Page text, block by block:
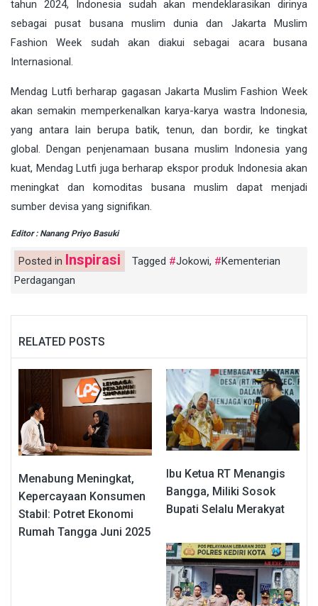
tahun 2024, Indonesia sudah akan mendeklarasikan dirinya
sebagai pusat busana muslim dunia dan Jakarta Muslim
Fashion Week sudah akan diakui sebagai acara busana
Internasional.
Mendag Lutfi berharap gagasan Jakarta Muslim Fashion Week
akan semakin memperkenalkan karya-karya wastra Indonesia,
yang antara lain berupa batik, tenun, dan bordir, ke tingkat
global. Dengan penjenamaan busana muslim Indonesia yang
kuat, Mendag Lutfi juga berharap ekspor produk Indonesia akan
meningkat dan komoditas busana muslim dapat menjadi
sumber devisa yang signifikan.
Editor : Nanang Priyo Basuki
Posted in Inspirasi Tagged Jokowi,
Kementerian
Perdagangan
RELATED POSTS
Menabung Meningkat,
Kepercayaan Konsumen
Stabil: Potret Ekonomi
Rumah Tangga Juni 2025
Ibu Ketua RT Menangis
Bangga, Miliki Sosok
Bupati Selalu Merakyat